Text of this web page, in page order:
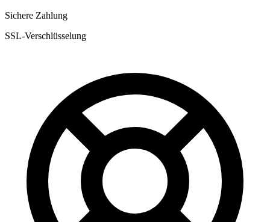
Sichere Zahlung
SSL-Verschlüsselung